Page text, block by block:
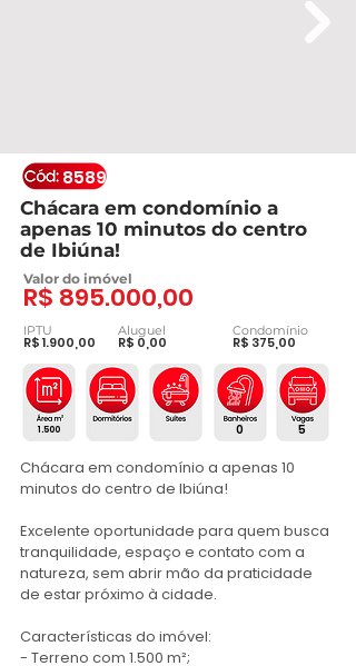
8589
Chácara em condomínio a
apenas 10 minutos do centro
de Ibiúna!
Valor do imóvel
R$ 895.000,00
IPTU
R$ 1.900,00
Aluguel
R$ 0,00
Condomínio
R$ 375,00
0 5
1.500
Chácara em condomínio a apenas 10
minutos do centro de Ibiúna!
Excelente oportunidade para quem busca
tranquilidade, espaço e contato com a
natureza, sem abrir mão da praticidade
de estar próximo à cidade.
Características do imóvel:
- Terreno com 1.500 m²;